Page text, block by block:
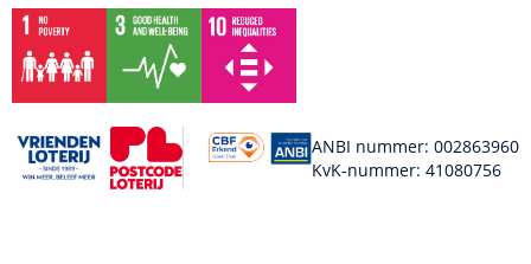
ANBI nummer: 002863960
KvK-nummer: 41080756